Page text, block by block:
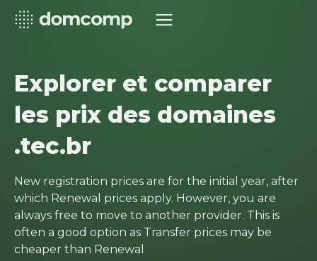
Explorer et comparer
les prix des domaines
.tec.br
New registration prices are for the initial year, after
which Renewal prices apply. However, you are
always free to move to another provider. This is
often a good option as Transfer prices may be
cheaper than Renewal